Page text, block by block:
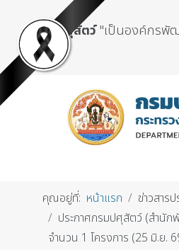
กรมปศุสัตว์"เป็นองค์กรพัฒ
คุณอยู่ที่: หน้าแรก ข่าวสาร
ประกาศกรมปศุสัตว์ (สำนัก
จำนวน 1 โครงการ (25 มิ.ย.